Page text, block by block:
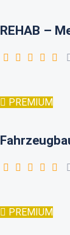
REHAB –
PREMIUM
PREMIUM